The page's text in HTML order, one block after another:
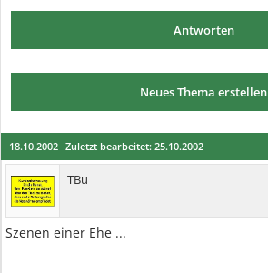
Antworten
Neues Thema erstellen
18.10.2002 Zuletzt bearbeitet: 25.10.2002
TBu
Szenen einer Ehe ...